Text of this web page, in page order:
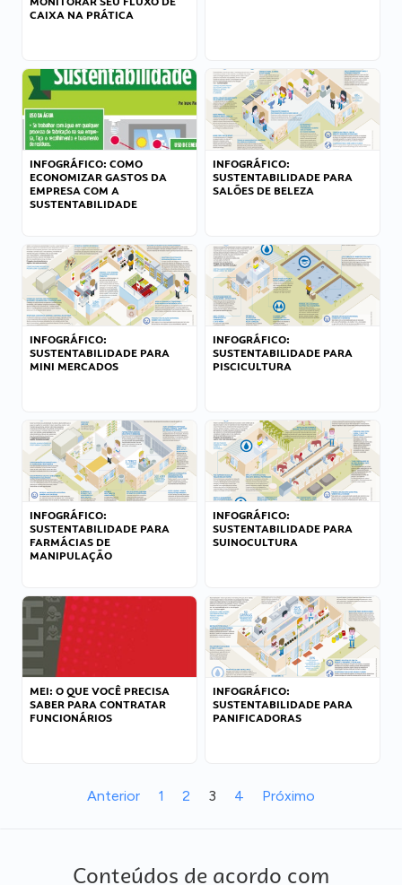
CAIXA NA PRÁTICA
INFOGRÁFICO: COMO
ECONOMIZAR GASTOS DA
EMPRESA COM A
SUSTENTABILIDADE
INFOGRÁFICO:
SUSTENTABILIDADE PARA
SALÕES DE BELEZA
INFOGRÁFICO:
SUSTENTABILIDADE PARA
MINI MERCADOS
INFOGRÁFICO:
SUSTENTABILIDADE PARA
PISCICULTURA
INFOGRÁFICO:
SUSTENTABILIDADE PARA
FARMÁCIAS DE
MANIPULAÇÃO
INFOGRÁFICO:
SUSTENTABILIDADE PARA
SUINOCULTURA
MEI: O QUE VOCÊ PRECISA
SABER PARA CONTRATAR
FUNCIONÁRIOS
INFOGRÁFICO:
SUSTENTABILIDADE PARA
PANIFICADORAS
Anterior 1 2 3 4 Próximo
Conteúdos de acordo com